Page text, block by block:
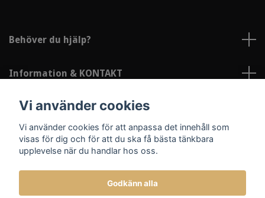
Behöver du hjälp?
Information & KONTAKT
Sociala medier
Vi använder cookies
Vi använder cookies för att anpassa det innehåll som
visas för dig och för att du ska få bästa tänkbara
upplevelse när du handlar hos oss.
Godkänn alla